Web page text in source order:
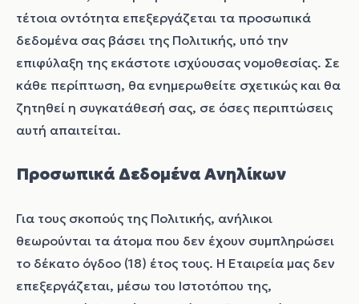
τέτοια οντότητα επεξεργάζεται τα προσωπικά
δεδομένα σας βάσει της Πολιτικής, υπό την
επιφύλαξη της εκάστοτε ισχύουσας νομοθεσίας. Σε
κάθε περίπτωση, θα ενημερωθείτε σχετικώς και θα
ζητηθεί η συγκατάθεσή σας, σε όσες περιπτώσεις
αυτή απαιτείται.
Προσωπικά Δεδομένα Ανηλίκων
Για τους σκοπούς της Πολιτικής, ανήλικοι
θεωρούνται τα άτομα που δεν έχουν συμπληρώσει
το δέκατο όγδοο (18) έτος τους. Η Εταιρεία μας δεν
επεξεργάζεται, μέσω του Ιστοτόπου της,